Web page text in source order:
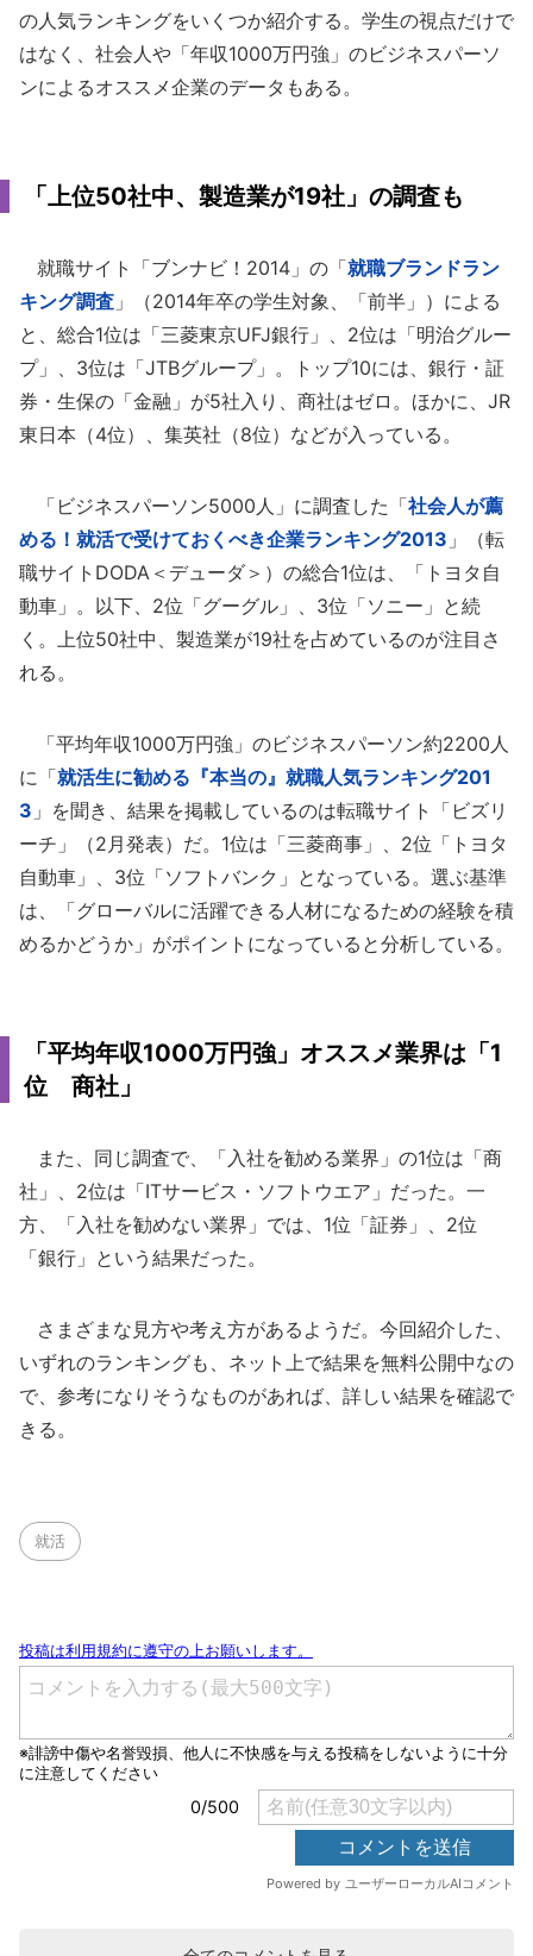
の人気ランキングをいくつか紹介する。学生の視点だけで
はなく、社会人や「年収1000万円強」のビジネスパーソ
ンによるオススメ企業のデータもある。
「上位50社中、製造業が19社」の調査も
就職サイト「ブンナビ！2014」の「就職ブランドラン
キング調査 」（2014年卒の学生対象、「前半」）による
と、総合1位は「三菱東京UFJ銀行」、2位は「明治グルー
プ」、3位は「JTBグループ」。トップ10には、銀行・証
券・生保の「金融」が5社入り、商社はゼロ。ほかに、JR
東日本（4位）、集英社（8位）などが入っている。
「ビジネスパーソン5000人」に調査した「社会人が薦
める！就活で受けておくべき企業ランキング2013 」（転
職サイトDODA＜デューダ＞）の総合1位は、「トヨタ自
動車」。以下、2位「グーグル」、3位「ソニー」と続
く。上位50社中、製造業が19社を占めているのが注目さ
れる。
「平均年収1000万円強」のビジネスパーソン約2200人
に「就活生に勧める『本当の』就職人気ランキング201
3 」を聞き、結果を掲載しているのは転職サイト「ビズリ
ーチ」（2月発表）だ。1位は「三菱商事」、2位「トヨタ
自動車」、3位「ソフトバンク」となっている。選ぶ基準
は、「グローバルに活躍できる人材になるための経験を積
めるかどうか」がポイントになっていると分析している。
「平均年収1000万円強」オススメ業界は「1
位 商社」
また、同じ調査で、「入社を勧める業界」の1位は「商
社」、2位は「ITサービス・ソフトウエア」だった。一
方、「入社を勧めない業界」では、1位「証券」、2位
「銀行」という結果だった。
さまざまな見方や考え方があるようだ。今回紹介した、
いずれのランキングも、ネット上で結果を無料公開中なの
で、参考になりそうなものがあれば、詳しい結果を確認で
きる。
就活